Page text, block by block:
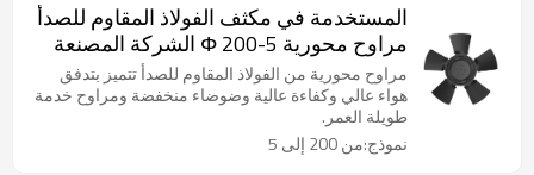
المستخدمة في مكثف الفولاذ المقاوم للصدأ
مراوح محورية Φ 200-5 الشركة المصنعة
مراوح محورية من الفولاذ المقاوم للصدأ تتميز بتدفق
هواء عالي وكفاءة عالية وضوضاء منخفضة ومراوح خدمة
طويلة العمر.
نموذج:من 200 إلى 5